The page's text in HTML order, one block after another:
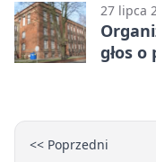
27 lipca
głos o
<< Poprzedni